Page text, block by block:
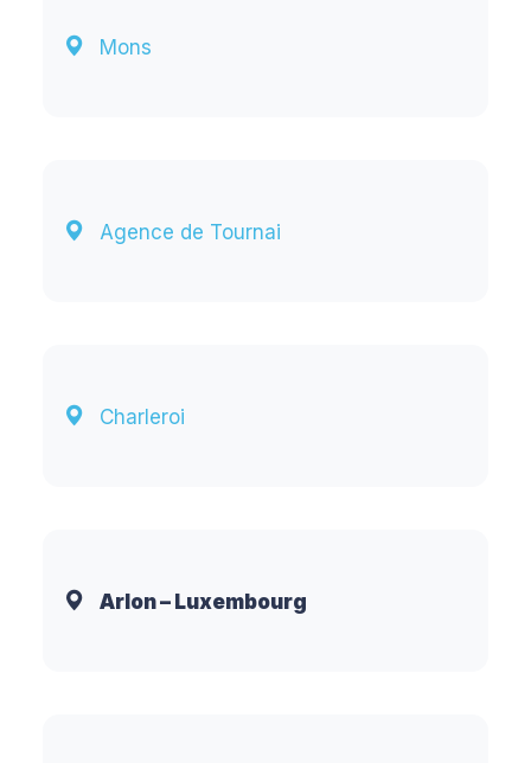
Mons
Agence de Tournai
Charleroi
Arlon – Luxembourg